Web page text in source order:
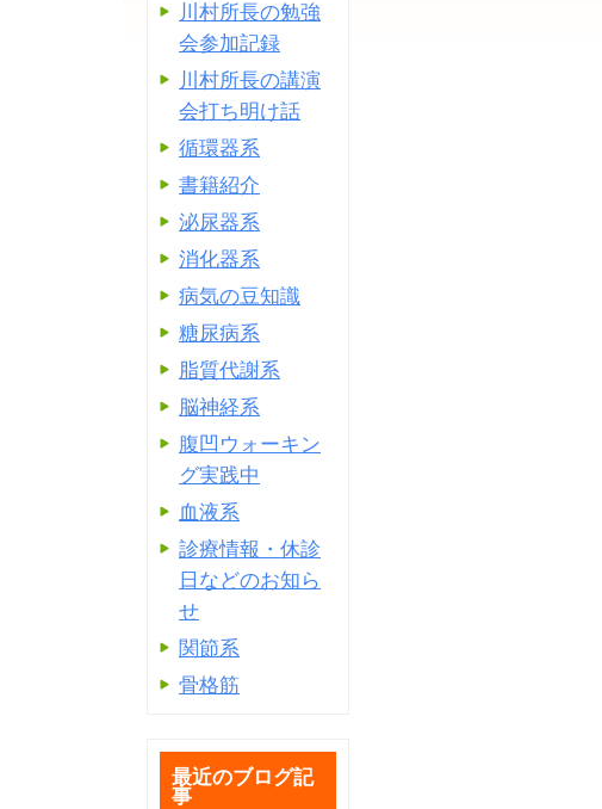
川村所長の勉強
会参加記録
川村所長の講演
会打ち明け話
循環器系
書籍紹介
泌尿器系
消化器系
病気の豆知識
糖尿病系
脂質代謝系
脳神経系
腹凹ウォーキン
グ実践中
血液系
診療情報・休診
日などのお知ら
せ
関節系
骨格筋
最近のブログ記
事